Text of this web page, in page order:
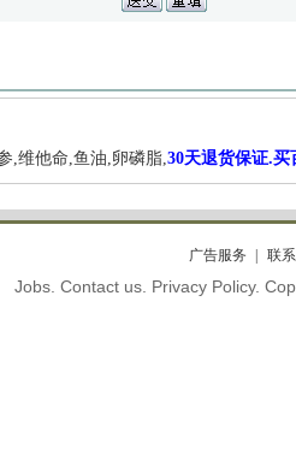
,维他命,鱼油,卵磷脂,30天退货保证.买
广告服务 联
Jobs. Contact us. Privacy Policy.